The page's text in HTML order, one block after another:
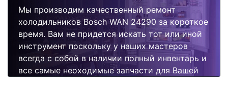
Мы производим качественный ремонт
холодильников Bosch WAN 24290 за короткое
время. Вам не придется искать тот или иной
инструмент поскольку у наших мастеров
всегда с собой в наличии полный инвентарь и
все самые неоходимые запчасти для Вашей